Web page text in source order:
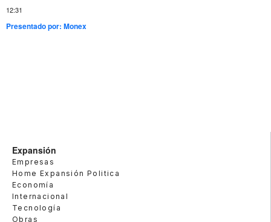
12:31
Presentado por:Monex
Expansión
Empresas
Home Expansión Politica
Economía
Internacional
Tecnología
Obras